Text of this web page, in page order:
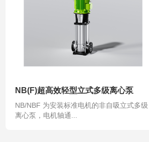
NB(F)超高效轻型立式多级离心泵
NB/NBF 为安装标准电机的非自吸立式多级
离心泵，电机轴通...